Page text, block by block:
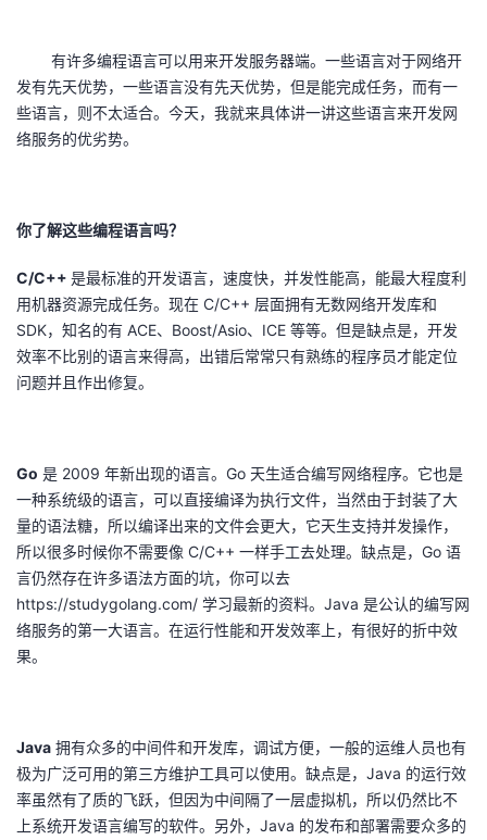
博
客
的
论
我
的
子
我
直
播
的
活
动
我
的
关
注
我
的
开
者
学
堂
课
程
的
认
我
的
我
我
的
我
支
持
我
的
术
支
我
云
声
有许多编程语言可以用来开发服务器端。一些语言对于网络开
发有先天优势，一些语言没有先天优势，但是能完成任务，而有一
些语言，则不太适合。今天，我就来具体讲一讲这些语言来开发网
络服务的优劣势。
你了解这些编程语言吗？
C/C++ 是最标准的开发语言，速度快，并发性能高，能最大程度利
用机器资源完成任务。现在 C/C++ 层面拥有无数网络开发库和
SDK，知名的有 ACE、Boost/Asio、ICE 等等。但是缺点是，开发
效率不比别的语言来得高，出错后常常只有熟练的程序员才能定位
问题并且作出修复。
Go 是 2009 年新出现的语言。Go 天生适合编写网络程序。它也是
一种系统级的语言，可以直接编译为执行文件，当然由于封装了大
量的语法糖，所以编译出来的文件会更大，它天生支持并发操作，
所以很多时候你不需要像 C/C++ 一样手工去处理。缺点是，Go 语
言仍然存在许多语法方面的坑，你可以去
https://studygolang.com/ 学习最新的资料。Java 是公认的编写网
络服务的第一大语言。在运行性能和开发效率上，有很好的折中效
果。
Java 拥有众多的中间件和开发库，调试方便，一般的运维人员也有
极为广泛可用的第三方维护工具可以使用。缺点是，Java 的运行效
率虽然有了质的飞跃，但因为中间隔了一层虚拟机，所以仍然比不
上系统开发语言编写的软件。另外，Java 的发布和部署需要众多的